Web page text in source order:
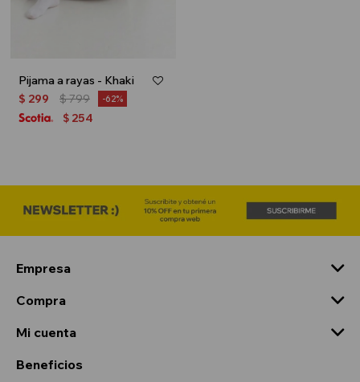
Pijama a rayas - Khaki
$ 299 $799 62
$ 254
Empresa
Compra
Mi cuenta
Beneficios